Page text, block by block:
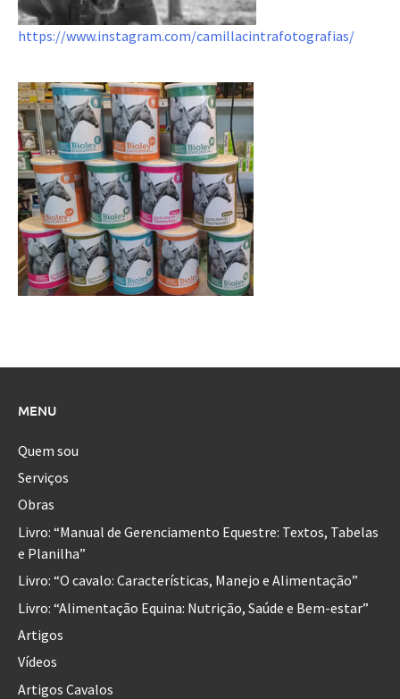
https://www.instagram.com/camillacintrafotografias/
MENU
Quem sou
Serviços
Obras
Livro: “Manual de Gerenciamento Equestre: Textos, Tabelas
e Planilha”
Livro: “O cavalo: Características, Manejo e Alimentação”
Livro: “Alimentação Equina: Nutrição, Saúde e Bem-estar”
Artigos
Vídeos
Artigos Cavalos